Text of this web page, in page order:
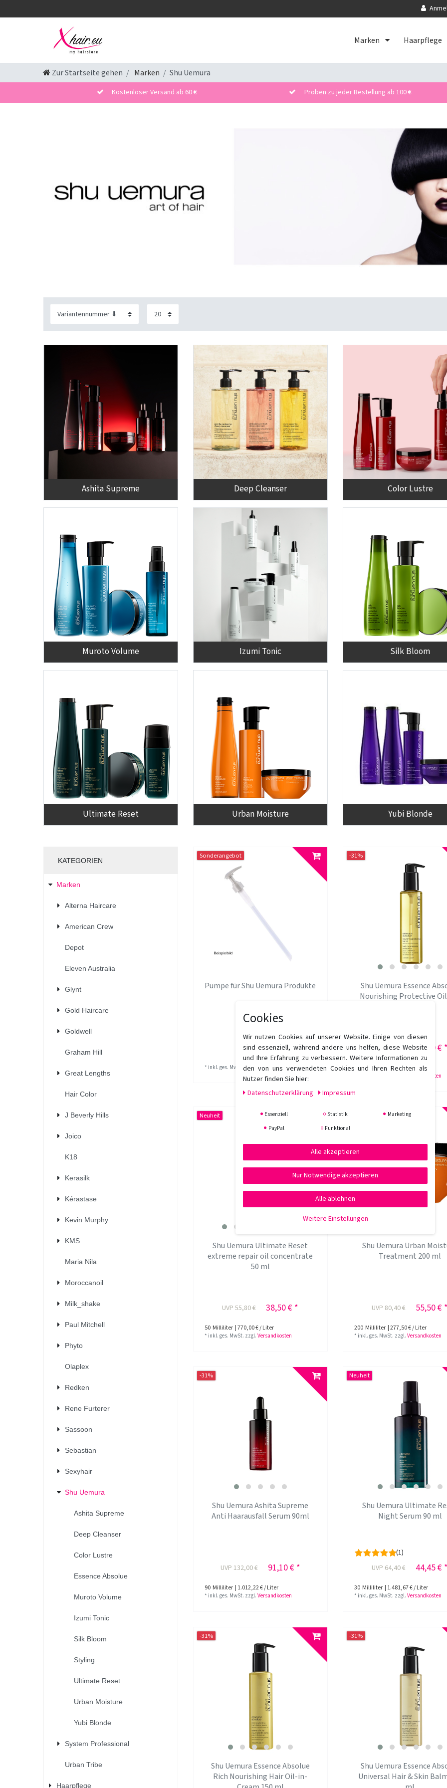
Marken Haarpflege
Zur Startseite gehen Marken Shu Uemura
Kostenloser Versand ab 60 € Proben zu jeder Bestellung ab 100 €
Ashita Supreme Deep Cleanser Color Lustre
Muroto Volume Izumi Tonic Silk Bloom
Ultimate Reset Urban Moisture Yubi Blonde
KATEGORIEN
Marken
Alterna Haircare
American Crew
Depot
Eleven Australia
Glynt
Gold Haircare
Goldwell
Graham Hill
Great Lengths
Hair Color
J Beverly Hills
Joico
K18
Kerasilk
Kérastase
Kevin Murphy
KMS
Maria Nila
Moroccanoil
Milk_shake
Paul Mitchell
Phyto
Olaplex
Redken
Rene Furterer
Sassoon
Sebastian
Sexyhair
Shu Uemura
Ashita Supreme
Deep Cleanser
Color Lustre
Essence Absolue
Muroto Volume
Izumi Tonic
Silk Bloom
Styling
Ultimate Reset
Urban Moisture
Yubi Blonde
System Professional
Urban Tribe
Haarpflege
Sonderangebot
Pumpe für Shu Uemura Produkte
4,95 € *
* inkl. ges. MwSt.zzgl. Versandkosten
-31%
Shu Uemura Essence
Nourishing Protective
UVP 83,60 €
57,70 €
150Milliliter | 384,67 € / Liter
Versandkosten
Neuheit
Shu Uemura Ultimate Reset
extreme repair oil concentrate
50 ml
UVP 55,80 € 38,50 € *
50 Milliliter | 770,00 € / Liter
* inkl. ges. MwSt. zzgl.Versandkosten
Shu Uemura Urban
Treatment 200 ml
UVP 80,40 € 55,50 €
200 Milliliter | 277,50 € / Liter
* inkl. ges. MwSt. zzgl.Versandkosten
-31%
Shu Uemura Ashita Supreme
Anti Haarausfall Serum 90ml
UVP 132,00 € 91,10 € *
90 Milliliter | 1.012,22 € / Liter
* inkl. ges. MwSt. zzgl.Versandkosten
Neuheit
Shu Uemura Ultimate
Night Serum 90 ml
(1)
UVP 64,40 €
44,45 €
30 Milliliter | 1.481,67 € / Liter
* inkl. ges. MwSt. zzgl.Versandkosten
-31%
Shu Uemura Essence Absolue
Rich Nourishing Hair Oil-in-
-31%
Shu Uemura Essence
Universal Hair & Skin
Cookies
Wir nutzen Cookies auf unserer Website. Einige von diesen
sind essenziell, während andere uns helfen, diese Website
und Ihre Erfahrung zu verbessern. Weitere Informationen zu
den von uns verwendeten Cookies und Ihren Rechten als
Nutzer finden Sie hier:
Daten­schutz­erklärung
Impressum
Essenziell Statistik
Marketing
PayPal
Funktional
Alle akzeptieren
Nur Notwendige akzeptieren
Alle ablehnen
Weitere Einstellungen